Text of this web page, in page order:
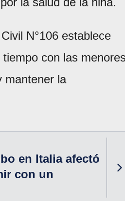
N°106 establece
con las
mantener la
en Italia afectó
con un